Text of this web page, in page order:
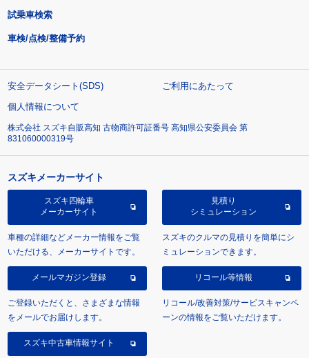
試乗車検索
車検/点検/整備予約
安全データシート(SDS)
ご利用にあたって
個人情報について
株式会社 スズキ自販高知 古物商許可証番号 高知県公安委員会 第
831060000319号
スズキメーカーサイト
スズキ四輪車
メーカーサイト
車種の詳細などメーカー情報をご覧
いただける、メーカーサイトです。
見積り
シミュレーション
スズキのクルマの見積りを簡単にシ
ミュレーションできます。
メールマガジン登録
ご登録いただくと、さまざまな情報
をメールでお届けします。
リコール等情報
リコール/改善対策/サービスキャンペ
ーンの情報をご覧いただけます。
スズキ中古車情報サイト